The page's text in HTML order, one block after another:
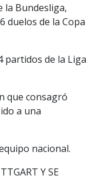
la Bundesliga,
duelos de la Copa
partidos de la Liga
que consagró
a una
nacional.
Y SE